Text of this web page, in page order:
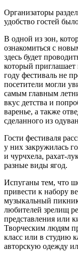
Организаторы
удобство гостей
В одной из зон,
ознакомиться с
здесь будет
который
году фестиваль не
посетители могли
самым главным
вкус детства и
варенье, а также
сделанного из
Гости фестиваля
у них закружилась
и чурчхела, рахат-
разные виды ягод.
Испуганы тем, что
привести к набору
музыкальный
любителей зрелищ
представления или
Творческим людям
класс или в студию
авторскую одежду